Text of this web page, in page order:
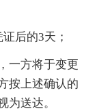
后的3天；
一方将于变更
按上述确认的
为送达。